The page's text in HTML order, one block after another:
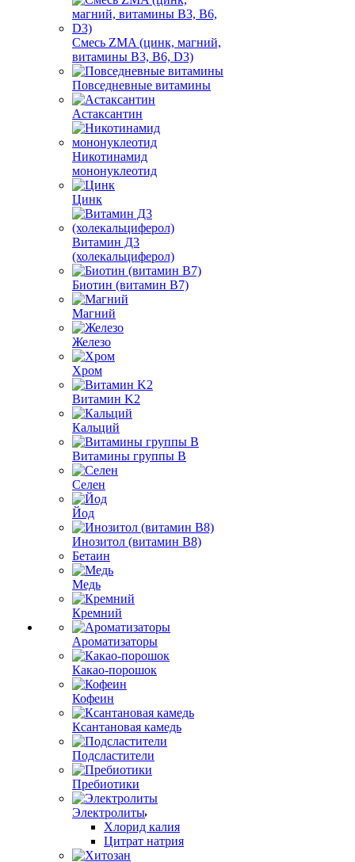
Смесь ZMA (цинк, магний,
витамины B3, B6, D3)
Повседневные витамины
Астаксантин
Никотинамид
мононуклеотид
Цинк
Витамин Д3
(холекальциферол)
Биотин (витамин B7)
Магний
Железо
Хром
Витамин K2
Кальций
Витамины группы B
Селен
Йод
Инозитол (витамин B8)
Бетаин
Медь
Кремний
Ароматизаторы
Какао-порошок
Кофеин
Ксантановая камедь
Подсластители
Пребиотики
Электролиты
Хлорид калия
Цитрат натрия